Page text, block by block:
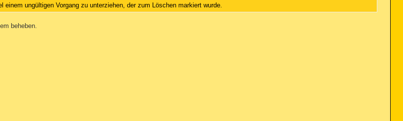
ungültigen Vorgang zu unterziehen, der zum Löschen markiert wurde.
beheben.